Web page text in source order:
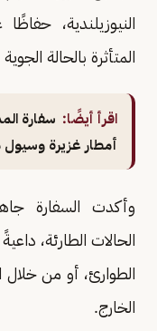
النيوزيلندية،
المتأثرة بالحالة
اقرأ أيضًا: سفارة
أمطار غزيرة وسيول
وأكدت السفارة
الحالات الطارئة،
الطوارئ، أو من
الخارج.